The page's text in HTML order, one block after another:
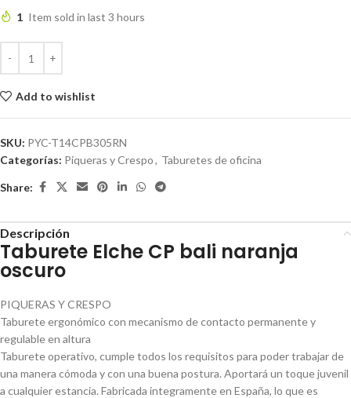
1 Item sold in last 3 hours
Add to wishlist
SKU: PYC-T14CPB305RN
Categorías: Piqueras y Crespo, Taburetes de oficina
Share:
Descripción
Taburete Elche CP bali naranja
oscuro
PIQUERAS Y CRESPO
Taburete ergonómico con mecanismo de contacto permanente y
regulable en altura
Taburete operativo, cumple todos los requisitos para poder trabajar de
una manera cómoda y con una buena postura. Aportará un toque juvenil
a cualquier estancia. Fabricada integramente en España, lo que es